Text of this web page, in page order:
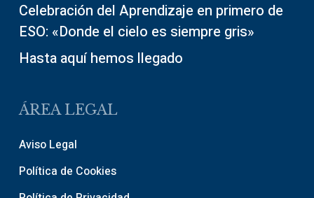
Celebración del Aprendizaje en primero de
ESO: «Donde el cielo es siempre gris»
Hasta aquí hemos llegado
ÁREA LEGAL
Aviso Legal
Política de Cookies